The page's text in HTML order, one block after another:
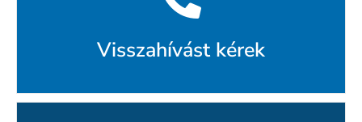
Visszahívást kérek